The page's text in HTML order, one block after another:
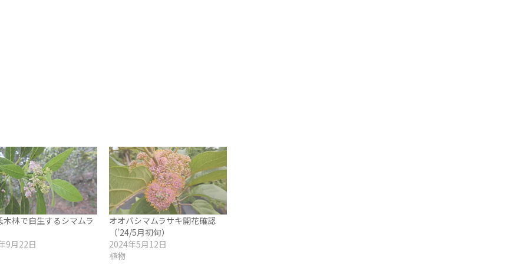
木林で自生するシマムラ
9月22日
オオバシマムラサキ開花確認
（’24/5月初旬）
2024年5月12日
植物